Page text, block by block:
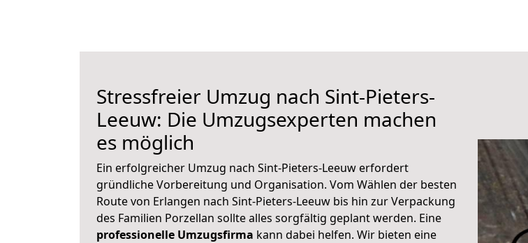
Stressfreier Umzug nach Sint-Pieters-
Leeuw: Die Umzugsexperten machen
es möglich
Ein erfolgreicher Umzug nach Sint-Pieters-Leeuw erfordert
gründliche Vorbereitung und Organisation. Vom Wählen der besten
Route von Erlangen nach Sint-Pieters-Leeuw bis hin zur Verpackung
des Familien Porzellan sollte alles sorgfältig geplant werden. Eine
professionelle Umzugsfirma kann dabei helfen. Wir bieten eine